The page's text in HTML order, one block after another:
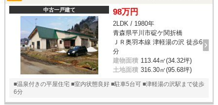
中古一戸建て 98万円
2LDK / 1980年
青森県平川市碇ケ関折橋
ＪＲ奥羽本線 津軽湯の沢 徒歩6
分
建物面積 113.44㎡(34.32坪)
土地面積 316.30㎡(95.68坪)
■温泉付きの平屋住宅 ■室内状態良好 ■駐車5台可 ■津軽湯の沢駅まで徒歩
6分